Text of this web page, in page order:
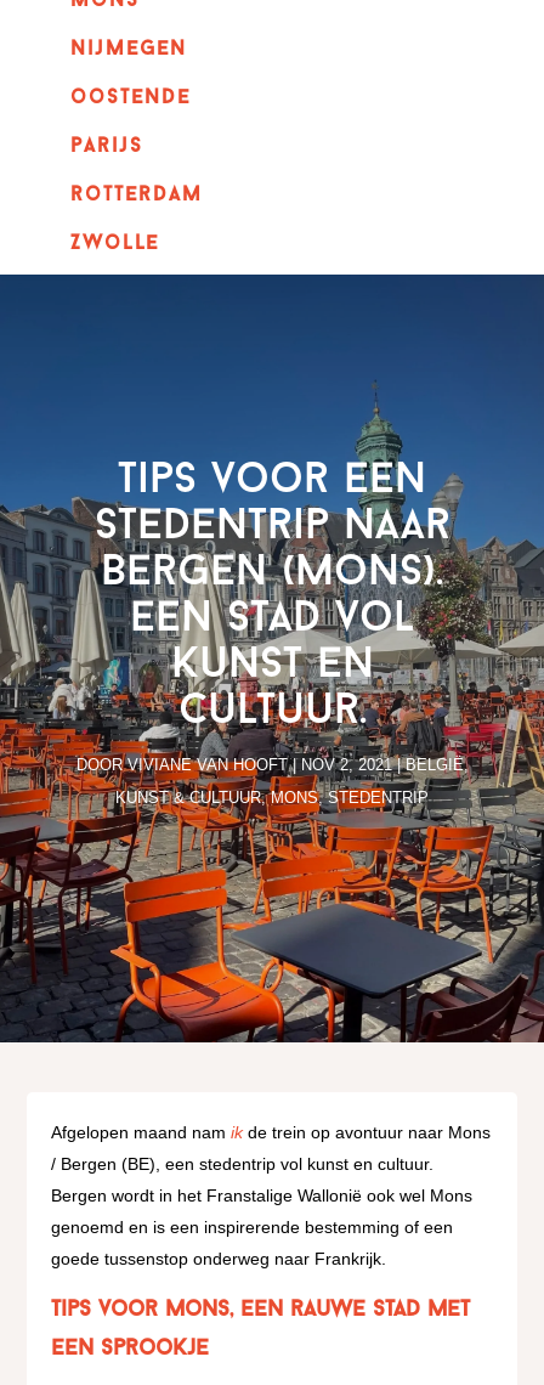
nijmegen
oostende
parijs
rotterdam
Zwolle
Tips voor een
stedentrip naar
Bergen (Mons).
Een stad vol
kunst en
cultuur.
DOORVIVIANE VAN HOOFT| NOV 2, 2021|BELGIË,
KUNST & CULTUUR,MONS,STEDENTRIP
Afgelopen maand namikde trein op avontuur naar Mons
/ Bergen (BE), een stedentrip vol kunst en cultuur.
Bergen wordt in het Franstalige Wallonië ook wel Mons
genoemd en is een inspirerende bestemming of een
goede tussenstop onderweg naar Frankrijk.
Tips voor Mons, een rauwe stad met
een sprookje